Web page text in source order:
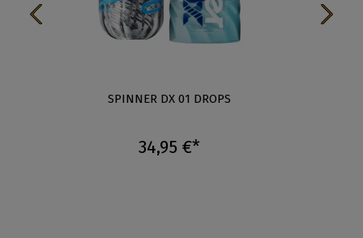
SPINNER DX 01 DROPS
34,95 €*